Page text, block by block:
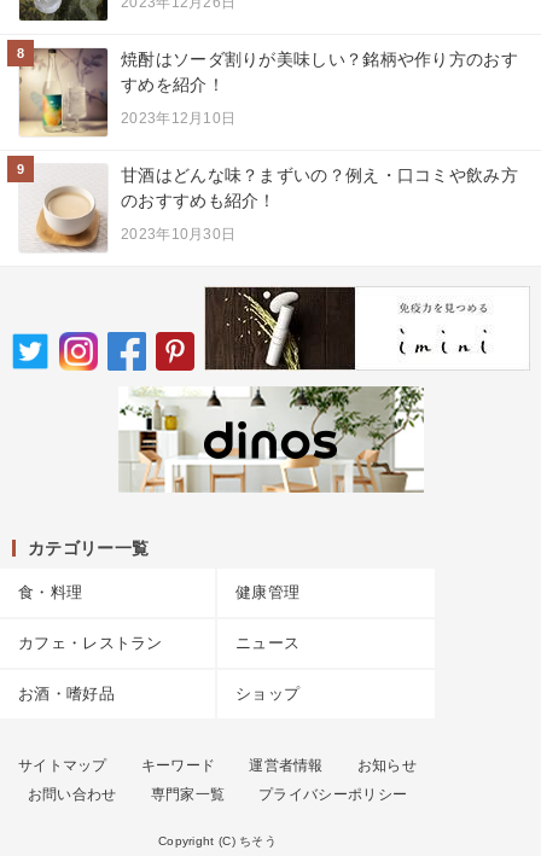
8
焼酎はソーダ割りが美味しい？銘柄や作り方のおす
すめを紹介！
2023年12月10日
9
甘酒はどんな味？まずいの？例え・口コミや飲み方
のおすすめも紹介！
2023年10月30日
カテゴリー一覧
食・料理 健康管理
カフェ・レストラン ニュース
お酒・嗜好品 ショップ
サイトマップ キーワード 運営者情報
お知らせ
お問い合わせ
専門家一覧 プライバシーポリシー
Copyright (C) ちそう